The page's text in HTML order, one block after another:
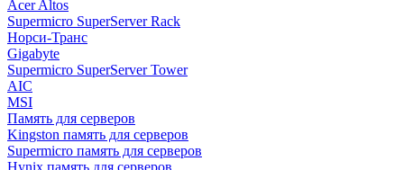
Acer Altos
Supermicro SuperServer Rack
Норси-Транс
Gigabyte
Supermicro SuperServer Tower
AIC
MSI
Память для серверов
Kingston память для серверов
Supermicro память для серверов
Hynix память для серверов